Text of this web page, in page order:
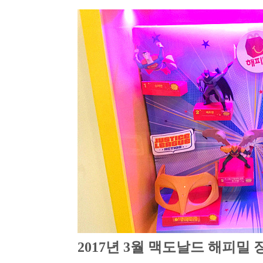
2017년 3월 맥도날드 해피밀